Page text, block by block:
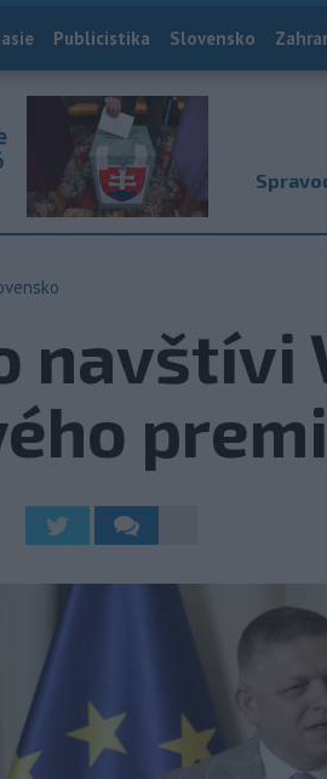
Publicistika Slovensko
navštívi